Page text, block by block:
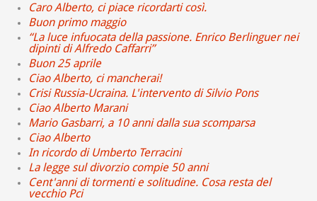
Caro Alberto, ci piace ricordarti così.
Buon primo maggio
“La luce infuocata della passione. Enrico Berlinguer nei
dipinti di Alfredo Caffarri”
Buon 25 aprile
Ciao Alberto, ci mancherai!
Crisi Russia-Ucraina. L'intervento di Silvio Pons
Ciao Alberto Marani
Mario Gasbarri, a 10 anni dalla sua scomparsa
Ciao Alberto
In ricordo di Umberto Terracini
La legge sul divorzio compie 50 anni
Cent'anni di tormenti e solitudine. Cosa resta del
vecchio Pci